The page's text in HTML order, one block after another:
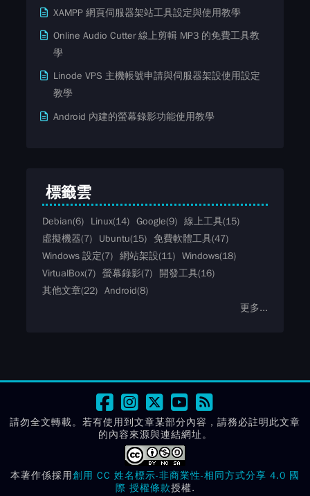
XAMPP 網頁伺服器架站工具設定與使用教學
Online Audio Cutter 線上剪輯 MP3 的免費工具教
學
Linode VPS 主機帳號申請與伺服器架設使用設定
教學
Android 內建的螢幕錄影功能使用教學
標籤雲
Debian(6) Linux(14) Google(9) 線上工具(15)
虛擬機器(7) Ubuntu(15) 免費軟體工具(47)
Windows 設定(7) 網站架設(11) Windows(18)
VirtualBox(7) 螢幕錄影(7) 開發工具(16)
其他文章(22) Android(8)
更多...
請勿全文轉載。若有使用到文章某部分內容，請務必註明此文章
的內容來源與連結網址。
本著作係採用創用 CC 姓名標示-非商業性-相同方式分享 4.0 國
際 授權條款授權.